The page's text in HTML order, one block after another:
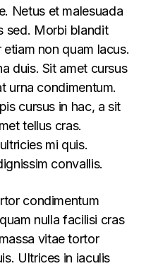
Netus et malesuada
sed. Morbi blandit
non quam lacus.
duis. Sit amet cursus
urna condimentum.
cursus in hac, a sit
tellus cras.
mi quis.
convallis.
condimentum
nulla facilisi cras
vitae tortor
Ultrices in iaculis